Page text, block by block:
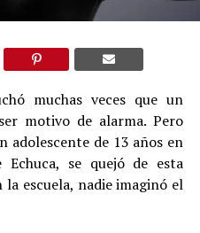
muchas veces que un
motivo de alarma. Pero
adolescente de 13 años en
se quejó de esta
escuela, nadie imaginó el